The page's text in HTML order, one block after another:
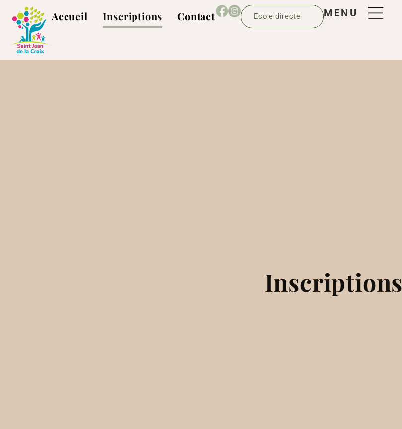
Accueil Inscriptions Contact Ecole directe MENU
Inscriptions